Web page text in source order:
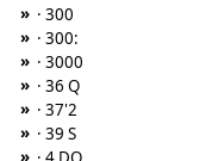
» · 300
» · 300:
» · 3000
» · 36 Q
» · 37'2
» · 39 S
»